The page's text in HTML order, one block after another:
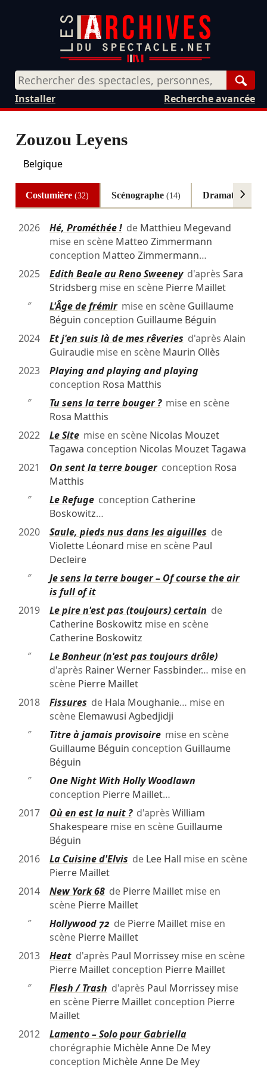
Recherche avancée
Installer
Zouzou Leyens
Belgique
Costumière(32) Scénographe (14) Dramaturge
2026 Hé, Prométhée !de Matthieu Megevand
mise en scène Matteo Zimmermann
conception Matteo Zimmermann…
2025
Edith Beale au Reno Sweeneyd'après Sara
Stridsberg mise en scène Pierre Maillet
″
L'Âge de frémirmise en scène Guillaume
Béguin conception Guillaume Béguin
2024
Et j'en suis là de mes rêveries d'après Alain
Guiraudiemise en scène Maurin Ollès
2023
Playing and playing and playing
conception Rosa Matthis
″
Tu sens la terre bouger ?mise en scène
Rosa Matthis
2022
Le Sitemise en scène Nicolas Mouzet
Tagawa conception Nicolas Mouzet Tagawa
2021
On sent la terre bougerconception Rosa
Matthis
″
Le Refugeconception Catherine
Boskowitz…
2020
Saule, pieds nus dans les aiguilles de
Violette Léonard mise en scène Paul
Decleire
″
Je sens la terre bouger – Of course the air
is full of it
2019
Le pire n'est pas (toujours) certain de
Catherine Boskowitz mise en scène
Catherine Boskowitz
″
Le Bonheur (n'est pas toujours drôle)
d'après Rainer Werner Fassbinder… mise en
scène Pierre Maillet
2018
Fissures de Hala Moughanie… mise en
scène Elemawusi Agbedjidji
″
Titre à jamais provisoiremise en scène
Guillaume Béguin conception Guillaume
Béguin
″
One Night With Holly Woodlawn
conception Pierre Maillet…
2017
Où en est la nuit ?d'après William
Shakespearemise en scène Guillaume
Béguin
2016
La Cuisine d'Elvis de Lee Hall mise en scène
Pierre Maillet
2014
New York 68de Pierre Mailletmise en
scène Pierre Maillet
″
Hollywood 72 de Pierre Mailletmise en
scène Pierre Maillet
2013
Heatd'après Paul Morrisseymise en scène
Pierre Mailletconception Pierre Maillet
″
Flesh / Trash d'après Paul Morrisseymise
en scène Pierre Mailletconception Pierre
Maillet
2012
Lamento – Solo pour Gabriella
chorégraphie Michèle Anne De Mey
conception Michèle Anne De Mey